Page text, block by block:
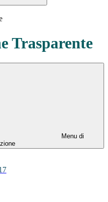
Trasparente
Menu di